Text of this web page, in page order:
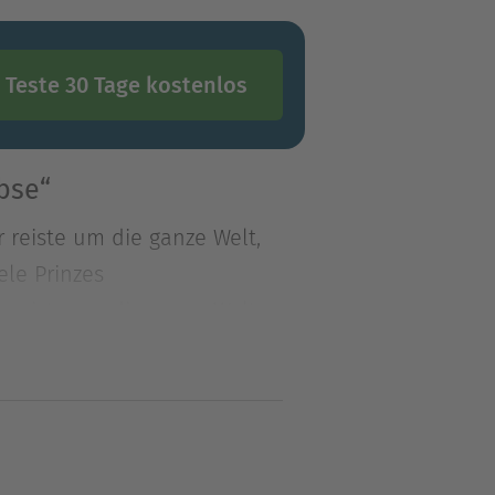
Teste 30 Tage kostenlos
um die ganze Welt,
Prinzes
Prinzessinnen, aber